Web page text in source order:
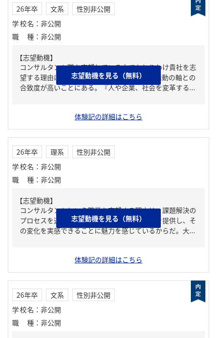
26年卒 文系
性別非公開
学校名 ： 非公開
職種 ： 非公開
【志望動機】
コンサルタント職を志望している中でもとりわけ貴社を志
望する理由は２点あり、１点目は自身の就職活動の軸との
合致度が高いことにある。『人や企業、社会を変革する...
体験記の詳細はこちら
志望動機を見る（無料）
26年卒 理系
性別非公開
学校名 ： 非公開
職種 ： 非公開
【志望動機】
コンサルタントという職業を志望する理由は、課題解決の
プロセスを通じて組織や社会に具体的な価値を提供し、そ
の変化を実感できることに魅力を感じているからだ。大...
体験記の詳細はこちら
志望動機を見る（無料）
26年卒 文系
性別非公開
学校名 ： 非公開
職種 ： 非公開